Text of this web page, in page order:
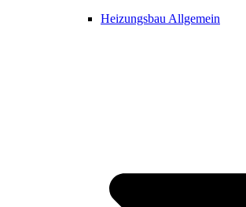
Heizungsbau Allgemein